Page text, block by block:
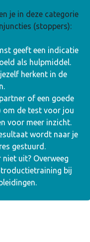
je in deze categorie
(stoppers):
geeft een indicatie
als hulpmiddel.
herkent in de
of een goede
om de test voor jou
voor meer inzicht.
wordt naar je
gestuurd.
niet uit? Overweeg
bij